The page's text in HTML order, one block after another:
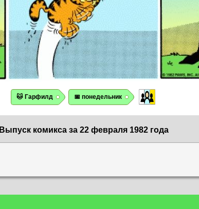
🐱 Гарфилд 📅 понедельник
Выпуск комикса за 22 февраля 1982 года